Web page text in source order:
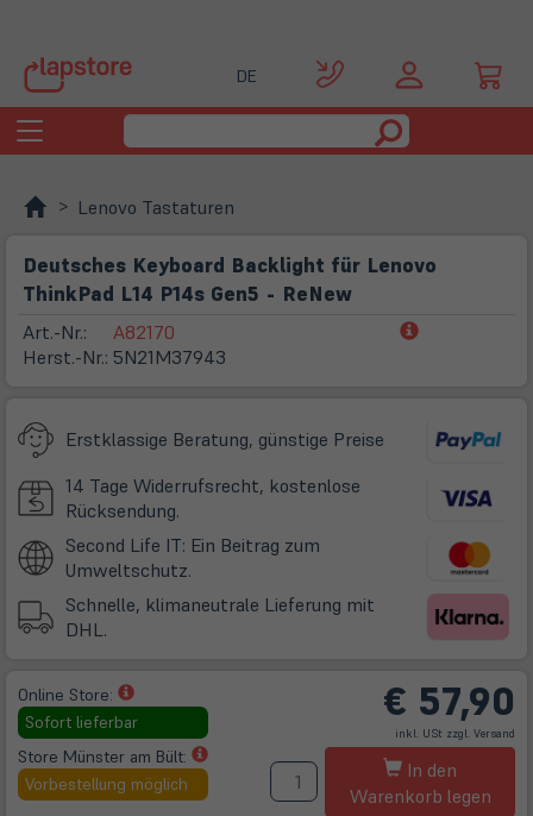
DE
Toggle
navigation
Lenovo Tastaturen
Deutsches Keyboard Backlight für Lenovo
ThinkPad L14 P14s Gen5 - ReNew
Art.-Nr.:
Herst.-Nr.:
A82170
5N21M37943
(öffnet
Erstklassige Beratung, günstige Preise
14 Tage Widerrufsrecht, kostenlose
Rücksendung.
Second Life IT: Ein Beitrag zum
Umweltschutz.
Schnelle, klimaneutrale Lieferung mit
DHL.
Online Store:
(öffnet
in
neuem
Tab)
Sofort lieferbar
Store Münster am Bült:
(öffnet
in
neuem
Vorbestellung möglich
€ 57,90
inkl. USt zzgl. Versand
In den
Warenkorb legen